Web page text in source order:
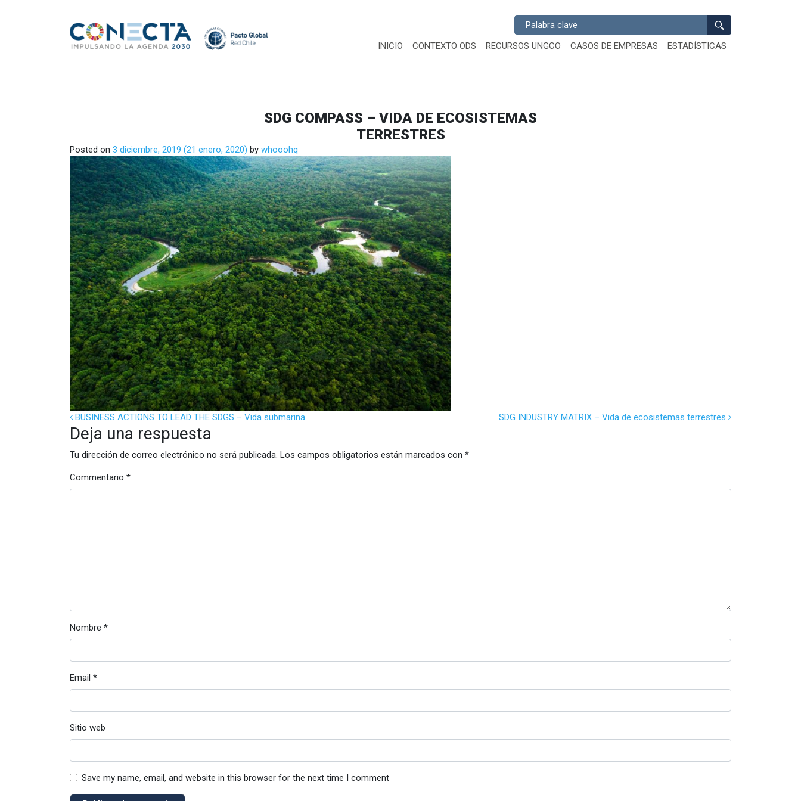
Buscar
INICIO CONTEXTO ODS RECURSOS UNGCO CASOS DE EMPRESAS ESTADÍSTICAS
SDG COMPASS – VIDA DE ECOSISTEMAS
TERRESTRES
Posted on 3 diciembre, 2019 (21 enero, 2020) by whooohq
POST NAVIGATION
BUSINESS ACTIONS TO LEAD THE SDGS – Vida submarina SDG INDUSTRY MATRIX – Vida de ecosistemas terrestres
Deja una respuesta
Tu dirección de correo electrónico no será publicada. Los campos obligatorios están marcados con *
Commentario *
Nombre *
Email *
Sitio web
Save my name, email, and website in this browser for the next time I comment